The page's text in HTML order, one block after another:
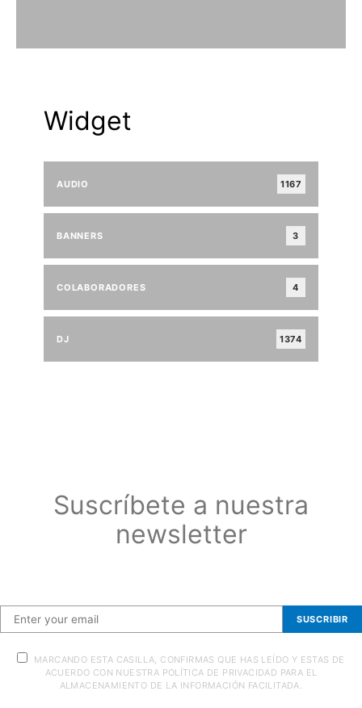
Widget
AUDIO 1167
BANNERS 3
COLABORADORES 4
DJ 1374
Suscríbete a nuestra
newsletter
SUSCRIBIR
MARCANDO ESTA CASILLA, CONFIRMAS QUE HAS LEÍDO Y ESTAS DE
ACUERDO CON NUESTRA POLÍTICA DE PRIVACIDAD PARA EL
ALMACENAMIENTO DE LA INFORMACIÓN FACILITADA.